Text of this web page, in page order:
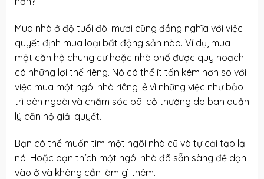
Mua nhà ở độ tuổi đôi mươi cũng đồng nghĩa với việc
quyết định mua loại bất động sản nào. Ví dụ, mua
một căn hộ chung cư hoặc nhà phố được quy hoạch
có những lợi thế riêng. Nó có thể ít tốn kém hơn so với
việc mua một ngôi nhà riêng lẻ vì những việc như bảo
trì bên ngoài và chăm sóc bãi cỏ thường do ban quản
lý căn hộ giải quyết.
Bạn có thể muốn tìm một ngôi nhà cũ và tự cải tạo lại
nó. Hoặc bạn thích một ngôi nhà đã sẵn sàng để dọn
vào ở và không cần làm gì thêm.